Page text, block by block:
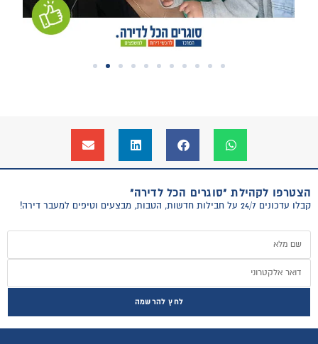
הצטרפו לקהילת "סוגרים הכל לדירה"
קבלו עדכונים 24/7 על חבילות חדשות, הטבות, מבצעים וטיפים למעבר דירה!
לחץ להרשמה